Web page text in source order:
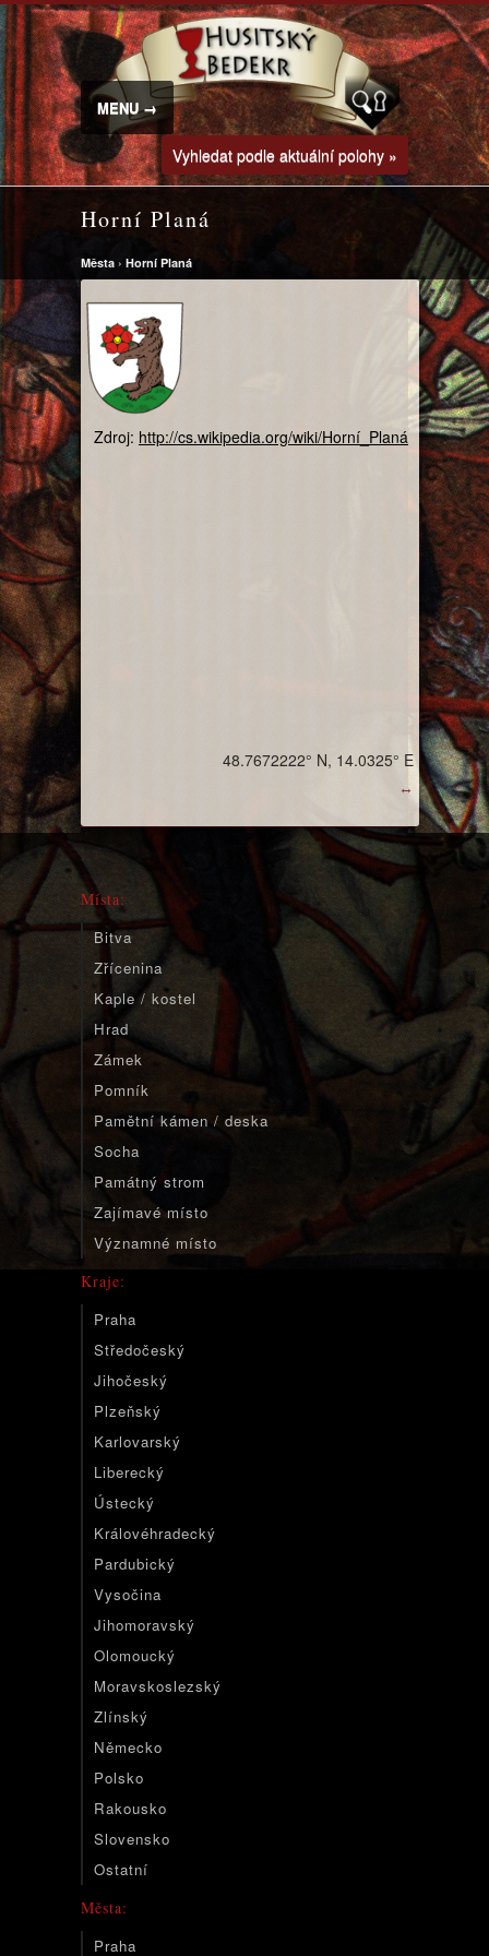
MENU →
Vyhledat podle aktuální polohy »
Horní Planá
Města › Horní Planá
Zdroj: http://cs.wikipedia.org/wiki/Horní_Planá
↔
48.7672222° N, 14.0325° E
Místa:
Bitva
Zřícenina
Kaple / kostel
Hrad
Zámek
Pomník
Pamětní kámen / deska
Socha
Památný strom
Zajímavé místo
Významné místo
Kraje:
Praha
Středočeský
Jihočeský
Plzeňský
Karlovarský
Liberecký
Ústecký
Královéhradecký
Pardubický
Vysočina
Jihomoravský
Olomoucký
Moravskoslezský
Zlínský
Německo
Polsko
Rakousko
Slovensko
Ostatní
Města:
Praha